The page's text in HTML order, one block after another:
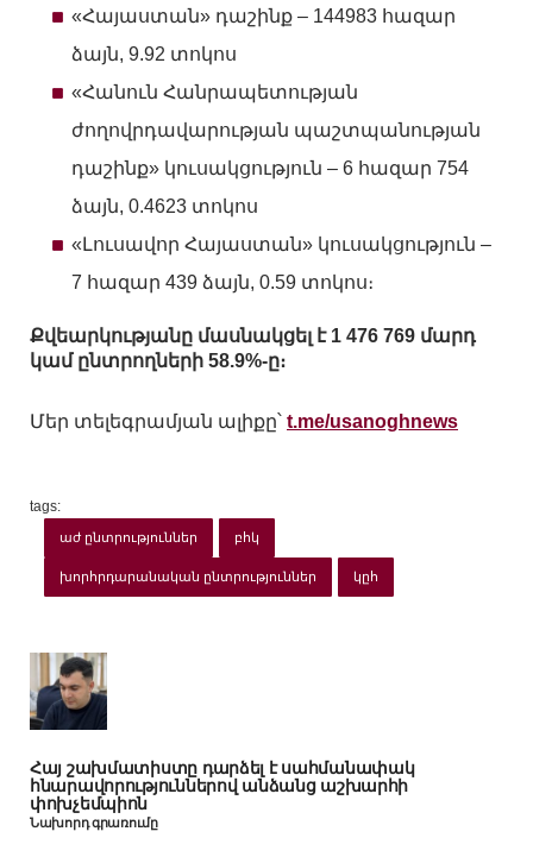
«Հայաստան» դաշինք – 144983 հազար
ձայն, 9.92 տոկոս
«Հանուն Հանրապետության
ժողովրդավարության պաշտպանության
դաշինք» կուսակցություն – 6 հազար 754
ձայն, 0.4623 տոկոս
«Լուսավոր Հայաստան» կուսակցություն –
7 հազար 439 ձայն, 0.59 տոկոս։
Քվեարկությանը մասնակցել է 1 476 769 մարդ
կամ ընտրողների 58.9%-ը։
Մեր տելեգրամյան ալիքը՝ t.me/usanoghnews
tags:
աժ ընտրություններ բհկ
խորհրդարանական ընտրություններ կըհ
Հայ շախմատիստը դարձել է սահմանափակ
հնարավորություններով անձանց աշխարհի
փոխչեմպիոն
Նախորդ գրառումը